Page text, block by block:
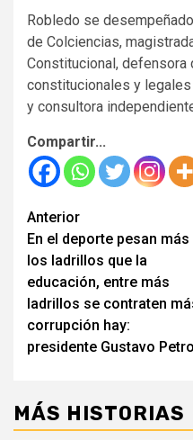
Robledo se
de Colciencias,
Constitucional, defensora
constitucionales y
y consultora
Compartir...
Seguir
leyendo
Anterior
En el deporte pesan más
los ladrillos que la
educación, entre más
ladrillos se contraten
corrupción hay:
presidente Gustavo Petro
MÁS HISTORIAS